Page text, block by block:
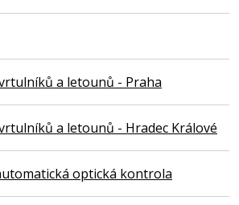
a letounů - Praha
a letounů - Hradec Králové
optická kontrola